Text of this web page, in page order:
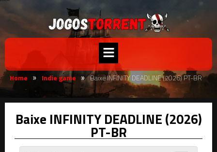
Home » Indie game » Baixe INFINITY DEADLINE (2026) PT-BR
Baixe INFINITY DEADLINE (2026)
PT-BR